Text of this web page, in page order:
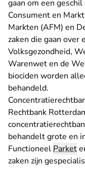
gaan om een
Consument en
Markten (AFM) en
zaken die gaan over
Volksgezondheid,
Warenwet en de
biociden worden
behandeld.
Rechtbank
behandelt grote en
FunctioneelParket
zaken zijn